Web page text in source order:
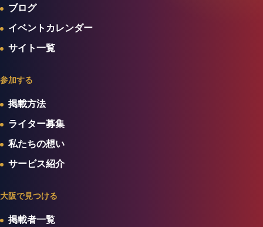
ブログ
イベントカレンダー
サイト一覧
参加する
掲載方法
ライター募集
私たちの想い
サービス紹介
大阪で見つける
掲載者一覧